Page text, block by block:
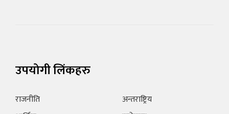
उपयोगी लिंकहरु
राजनीति
अन्तराष्ट्रिय